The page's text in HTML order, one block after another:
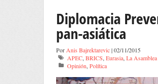
Diplomacia
pan-asiática
Por Anis Bajrektarevic| 02/11/2015
APEC, BRICS, Eurasia, La
Opinión, Política